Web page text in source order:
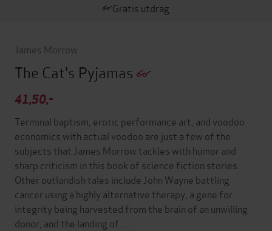
Gratis utdrag
James Morrow
The Cat's Pyjamas
41,50,-
Terminal baptism, erotic performance art, and voodoo
economics with actual voodoo are just a few of the
subjects that James Morrow tackles with humor and
sharp criticism in this book of science fiction stories.
Other outlandish tales include John Wayne battling
cancer using a highly alternative therapy, a gene for
integrity being harvested from the brain of an unwilling
donor, and the landing of …